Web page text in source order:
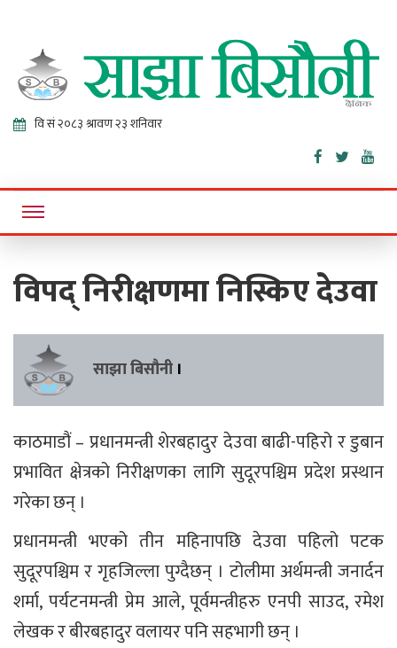
Sajha
Bisaunee
Online News Portal
विपद् निरीक्षणमा निस्किए देउवा
साझा बिसौनी ।
काठमाडौं – प्रधानमन्त्री शेरबहादुर देउवा बाढी-पहिरो र डुबान
प्रभावित क्षेत्रको निरीक्षणका लागि सुदूरपश्चिम प्रदेश प्रस्थान
गरेका छन् ।
प्रधानमन्त्री भएको तीन महिनापछि देउवा पहिलो पटक
सुदूरपश्चिम र गृहजिल्ला पुग्दैछन् । टोलीमा अर्थमन्त्री जनार्दन
शर्मा, पर्यटनमन्त्री प्रेम आले, पूर्वमन्त्रीहरु एनपी साउद, रमेश
लेखक र बीरबहादुर वलायर पनि सहभागी छन् ।